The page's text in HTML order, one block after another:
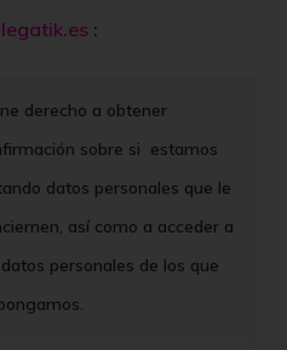
:
derecho a obtener
sobre si estamos
datos personales que le
así como a acceder a
personales de los que